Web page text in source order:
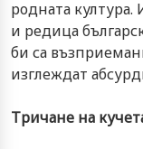
родната култура.
и редица
би са
изглеждат
Тричане на